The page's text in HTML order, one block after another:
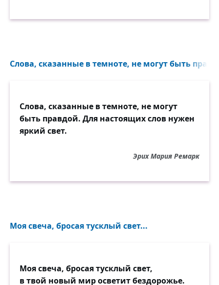
Слова, сказанные в темноте, не могут быть
Слова, сказанные в темноте, не могут
быть правдой. Для настоящих слов нужен
яркий свет.
Эрих Мария Ремарк
Моя свеча, бросая тусклый свет...
Моя свеча, бросая тусклый свет,
в твой новый мир осветит бездорожье.